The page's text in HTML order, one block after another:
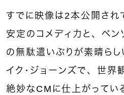
すでに映像は2本公開され
安定のコメディ力と、ベン
の無駄遣いぶりが素晴ら
イク・ジョーンズで、世界
絶妙なCMに仕上がってい